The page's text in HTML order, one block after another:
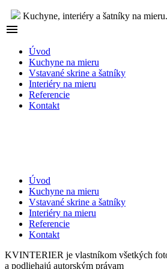
Kuchyne, interiéry a šatníky na mieru.

Úvod
Kuchyne na mieru
Vstavané skrine a šatníky
Interiéry na mieru
Referencie
Kontakt
Úvod
Kuchyne na mieru
Vstavané skrine a šatníky
Interiéry na mieru
Referencie
Kontakt
KVINTERIER je vlastníkom všetkých
a podliehajú autorským právam